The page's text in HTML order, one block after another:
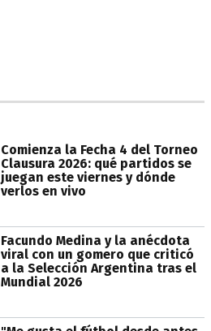
Comienza la Fecha 4 del Torneo
Clausura 2026: qué partidos se
juegan este viernes y dónde
verlos en vivo
Facundo Medina y la anécdota
viral con un gomero que criticó
a la Selección Argentina tras el
Mundial 2026